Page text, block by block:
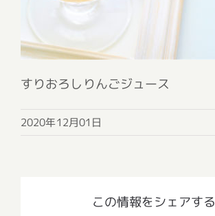
すりおろしりんごジュース
2020年12月01日
この情報をシェアする